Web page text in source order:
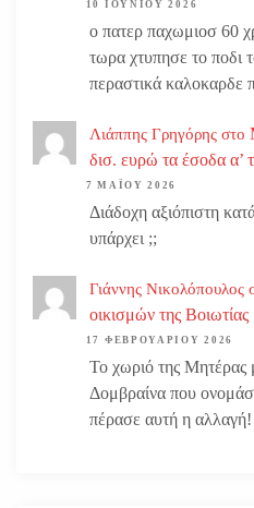
10 ΙΟΥΝΊΟΥ 2026
ο πατερ παχωμιοσ 60
τωρα χτυπησε το ποδι
περαστικά καλοκαρδε
Λιάππης Γρηγόρης στο
δισ. ευρώ τα έσοδα α’
7 ΜΑΪ́ΟΥ 2026
Διάδοχη αξιόπιστη
υπάρχει ;;
Γιάννης Νικολόπουλος
οικισμών της Βοιωτίας
17 ΦΕΒΡΟΥΑΡΊΟΥ 2026
Το χωριό της Μητέρας
Δομβραίνα που
πέρασε αυτή η αλλαγή!